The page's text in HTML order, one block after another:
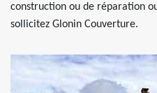
construction ou de réparation
sollicitez Glonin Couverture.